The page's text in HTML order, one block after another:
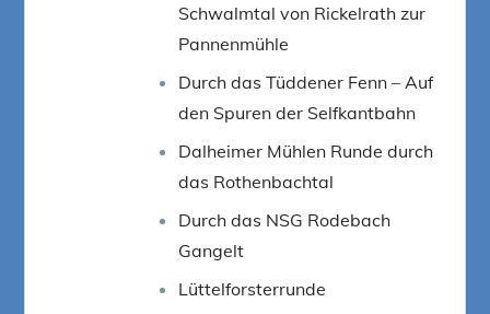
Schwalmtal von Rickelrath zur
Pannenmühle
Durch das Tüddener Fenn – Auf
den Spuren der Selfkantbahn
Dalheimer Mühlen Runde durch
das Rothenbachtal
Durch das NSG Rodebach
Gangelt
Lüttelforsterrunde